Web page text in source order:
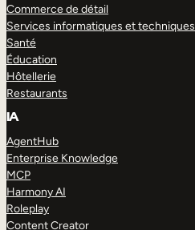
Commerce de détail
Services informatiques et techniques
Santé
Éducation
Hôtellerie
Restaurants
IA
AgentHub
Enterprise Knowledge
MCP
Harmony AI
Roleplay
Content Creator